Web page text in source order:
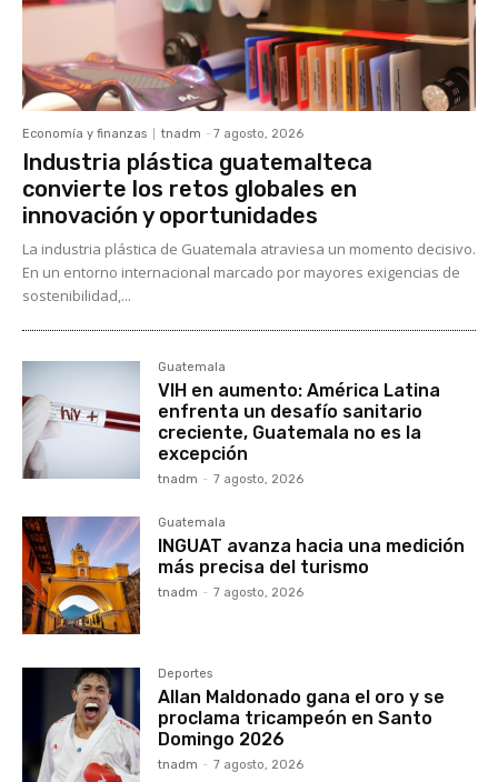
Economía y finanzas tnadm - 7 agosto, 2026
Industria plástica guatemalteca
convierte los retos globales en
innovación y oportunidades
La industria plástica de Guatemala atraviesa un momento decisivo.
En un entorno internacional marcado por mayores exigencias de
sostenibilidad,...
Guatemala
VIH en aumento: América Latina
enfrenta un desafío sanitario
creciente, Guatemala no es la
excepción
tnadm - 7 agosto, 2026
Guatemala
INGUAT avanza hacia una medición
más precisa del turismo
tnadm - 7 agosto, 2026
Deportes
Allan Maldonado gana el oro y se
proclama tricampeón en Santo
Domingo 2026
tnadm - 7 agosto, 2026